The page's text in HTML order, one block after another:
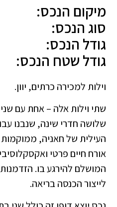
מיקום הנכס:
סוג הנכס:
גודל הנכס:
גודל שטח הנכס:
וילות למכירה כרתים, יוון.
שתי וילות אלה – אחת עם
שלושה חדרי שינה, שנבנו
העילית של חאניה,
אורח חיים פרטי
המושלם להירגע בו.
לייצור הכנסה בריאה.